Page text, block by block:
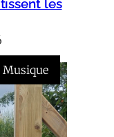
les
Musique